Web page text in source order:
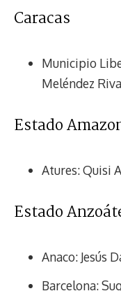
Caracas
Municipio
Meléndez
Estado
Atures: Quisi
Estado
Anaco: Jesús
Barcelona: